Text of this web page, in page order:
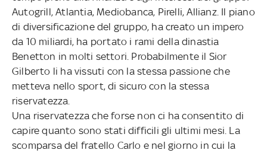
Autogrill, Atlantia, Mediobanca, Pirelli, Allianz. Il piano
di diversificazione del gruppo, ha creato un impero
da 10 miliardi, ha portato i rami della dinastia
Benetton in molti settori. Probabilmente il Sior
Gilberto li ha vissuti con la stessa passione che
metteva nello sport, di sicuro con la stessa
riservatezza.
Una riservatezza che forse non ci ha consentito di
capire quanto sono stati difficili gli ultimi mesi. La
scomparsa del fratello Carlo e nel giorno in cui la